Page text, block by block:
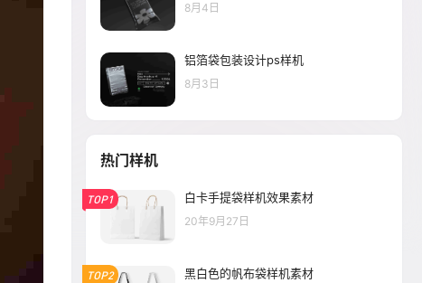
8月4日
铝箔袋包装设计ps样机
8月3日
热门样机
TOP1 白卡手提袋样机效果素材
20年9月27日
TOP2 黑白色的帆布袋样机素材